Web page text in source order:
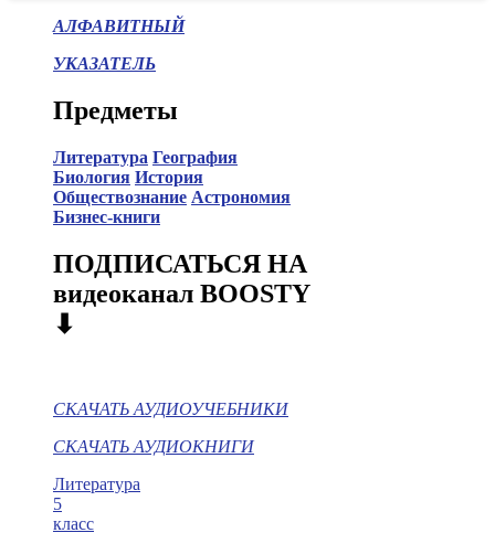
АЛФАВИТНЫЙ
УКАЗАТЕЛЬ
Предметы
Литература География
Биология История
Обществознание Астрономия
Бизнес-книги
ПОДПИСАТЬСЯ НА
видеоканал BOOSTY
⬇
СКАЧАТЬ АУДИОУЧЕБНИКИ
СКАЧАТЬ АУДИОКНИГИ
Литература
5
класс